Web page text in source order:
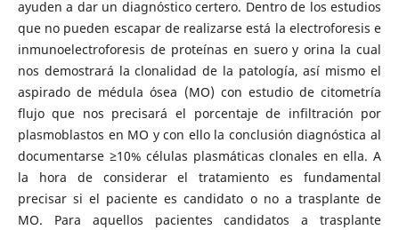
ayuden a dar un diagnóstico certero. Dentro de los estudios
que no pueden escapar de realizarse está la electroforesis e
inmunoelectroforesis de proteínas en suero y orina la cual
nos demostrará la clonalidad de la patología, así mismo el
aspirado de médula ósea (MO) con estudio de citometría
flujo que nos precisará el porcentaje de infiltración por
plasmoblastos en MO y con ello la conclusión diagnóstica al
documentarse ≥10% células plasmáticas clonales en ella. A
la hora de considerar el tratamiento es fundamental
precisar si el paciente es candidato o no a trasplante de
MO. Para aquellos pacientes candidatos a trasplante